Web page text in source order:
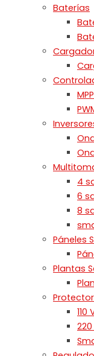
Baterías
4
6
8
Páneles
Plantas
110